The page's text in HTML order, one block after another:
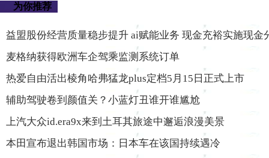
为你推荐
益盟股份经营质量稳步提升 ai赋能业务 现金充裕实施现金
麦格纳获得欧洲车企驾乘监测系统订单
热爱自由活出棱角哈弗猛龙plus定档5月15日正式上市
辅助驾驶卷到颜值关？小蓝灯丑谁开谁尴尬
上汽大众id.era9x来到土耳其旅途中邂逅浪漫美景
本田宣布退出韩国市场：日本车在该国持续遇冷